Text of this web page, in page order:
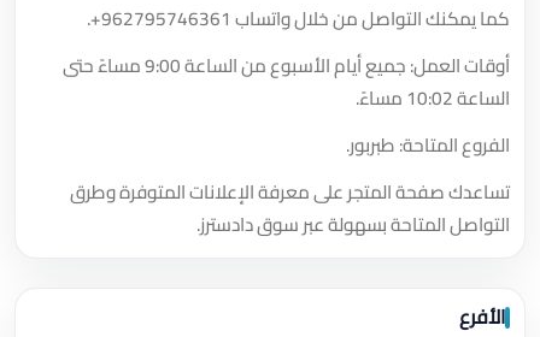
كما يمكنك التواصل من خلال واتساب +962795746361
.
أوقات العمل: جميع أيام الأسبوع من الساعة 9:00 مساءً حتى
الساعة 10:02 مساءً.
الفروع المتاحة: طبربور.
تساعدك صفحة المتجر على معرفة الإعلانات المتوفرة وطرق
التواصل المتاحة بسهولة عبر سوق دادسترز.
الأفرع